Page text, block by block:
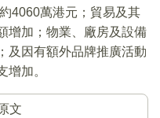
4060萬港元；貿易及其
增加；物業、廠房及設備
及因有額外品牌推廣活動
增加。
文